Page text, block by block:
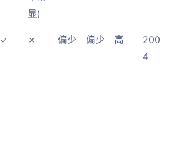
显)
✓ ✗ 偏少 偏少 高
200
4